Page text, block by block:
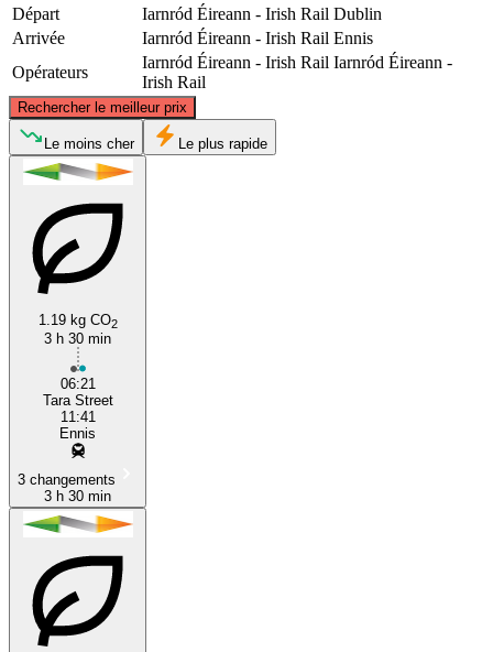
Départ
Iarnród Éireann - Irish Rail Dublin
Arrivée
Iarnród Éireann - Irish Rail Ennis
Opérateurs
Iarnród Éireann - Irish Rail Iarnród Éireann -
Irish Rail
Rechercher le meilleur prix
Le moins cher Le plus rapide
1.19 kg CO2
3 h 30 min
06:21
Tara Street
11:41
Ennis
3 changements
3 h 30 min